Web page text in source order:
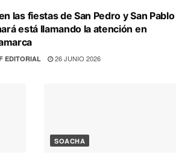
las fiestas de San Pedro y San Pablo
está llamando la atención en
EDITORIAL 26 JUNIO 2026
SOACHA